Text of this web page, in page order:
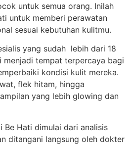
untuk semua orang. Inilah
untuk memberi perawatan
sesuai kebutuhan kulitmu.
yang sudah lebih dari 18
menjadi tempat terpercaya bagi
kondisi kulit mereka.
flek hitam, hingga
yang lebih glowing dan
Be Hati dimulai dari analisis
ditangani langsung oleh dokter